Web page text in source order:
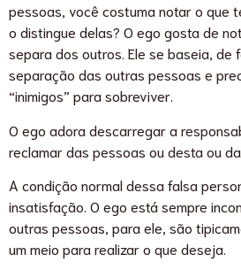
pessoas, você costuma notar o que
o distingue delas? O ego gosta de
separa dos outros. Ele se baseia, de
separação das outras pessoas e
“inimigos” para sobreviver.
O ego adora descarregar a
reclamar das pessoas ou desta ou
A condição normal dessa falsa
insatisfação. O ego está sempre
outras pessoas, para ele, são
um meio para realizar o que deseja.